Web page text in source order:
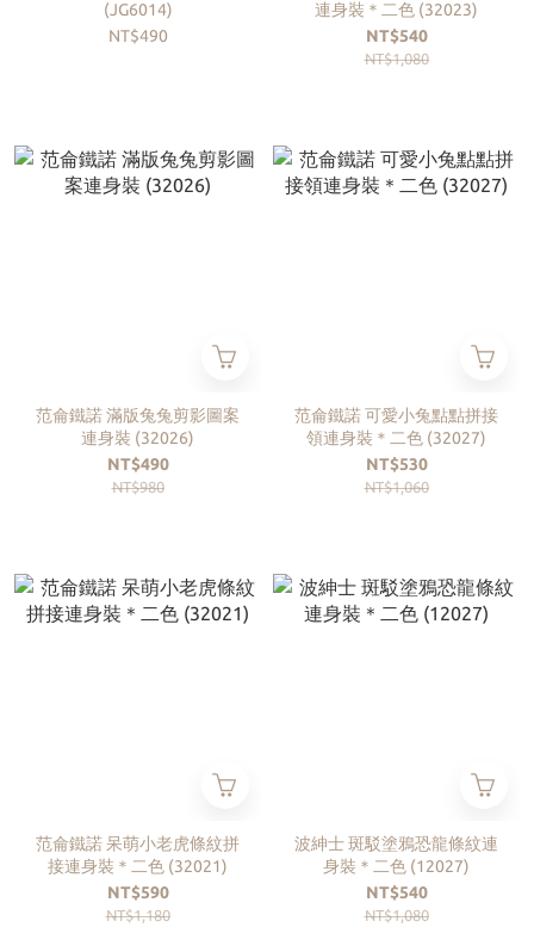
(JG6014)
NT$490
連身裝＊二色 (32023)
NT$540
NT$1,080
范侖鐵諾 滿版兔兔剪影圖案
連身裝 (32026)
NT$490
NT$980
范侖鐵諾 可愛小兔點點拼接
領連身裝＊二色 (32027)
NT$530
NT$1,060
范侖鐵諾 呆萌小老虎條紋拼
接連身裝＊二色 (32021)
NT$590
NT$1,180
波紳士 斑駁塗鴉恐龍條紋連
身裝＊二色 (12027)
NT$540
NT$1,080